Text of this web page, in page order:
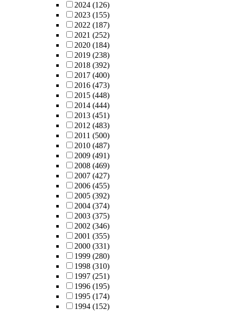
2024 (126)
2023 (155)
2022 (187)
2021 (252)
2020 (184)
2019 (238)
2018 (392)
2017 (400)
2016 (473)
2015 (448)
2014 (444)
2013 (451)
2012 (483)
2011 (500)
2010 (487)
2009 (491)
2008 (469)
2007 (427)
2006 (455)
2005 (392)
2004 (374)
2003 (375)
2002 (346)
2001 (355)
2000 (331)
1999 (280)
1998 (310)
1997 (251)
1996 (195)
1995 (174)
1994 (152)